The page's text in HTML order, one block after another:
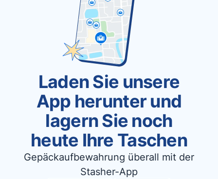
Laden Sie unsere
App herunter und
lagern Sie noch
heute Ihre Taschen
Gepäckaufbewahrung überall mit der
Stasher-App